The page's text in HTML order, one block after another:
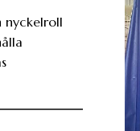
nyckelroll